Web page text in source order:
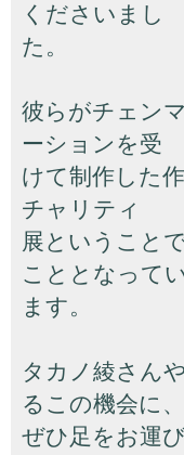
くださいまし
た。
彼らがチェン
ーションを受
けて制作した
チャリティ
展ということ
こととなって
ます。
タカノ綾さん
るこの機会に、
ぜひ足をお運